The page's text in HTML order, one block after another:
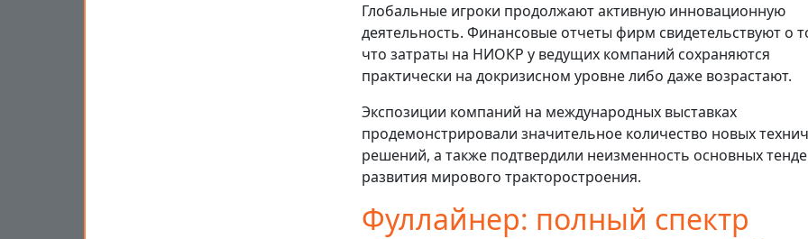
Глобальные игроки продолжают активную инновационную
деятельность. Финансовые отчеты фирм свидетельствуют о
что затраты на НИОКР у ведущих компаний сохраняются
практически на докризисном уровне либо даже возрастают.
Экспозиции компаний на международных выставках
продемонстрировали значительное количество новых
решений, а также подтвердили неизменность основных
развития мирового тракторостроения.
Фуллайнер: полный спектр